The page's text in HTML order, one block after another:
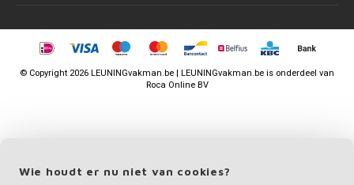
© Copyright 2026 LEUNINGvakman.be | LEUNINGvakman.be is onderdeel van
Roca Online BV
Wie houdt er nu niet van cookies?